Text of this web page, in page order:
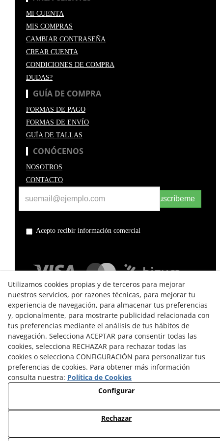
MI CUENTA
MIS COMPRAS
CAMBIAR CONTRASEÑA
CREAR CUENTA
CONDICIONES DE COMPRA
DUDAS?
GUÍA DE COMPRA
FORMAS DE PAGO
FORMAS DE ENVÍO
GUÍA DE TALLAS
CONÓCENOS
NOSOTROS
CONTACTO
Suscríbeme
Acepto recibir información comercial
TÉRMINOS Y CONDICIONES DE USO
POLÍTICA DE PRIVACIDAD
POLÍTICA DE COOKIES
Utilizamos cookies propias y de terceros para mejorar
nuestros servicios, por razones técnicas, para mejorar tu
experiencia de navegación, para almacenar tus preferencias
y, opcionalmente, para mostrarte publicidad relacionada con
tus preferencias mediante el análisis de tus hábitos de
navegación. Selecciona ACEPTAR para consentir todas las
cookies, selecciona RECHAZAR para rechazar todas las
cookies o selecciona CONFIGURACIÓN para personalizar tus
preferencias de cookies. Para obtener más información
consulta nuestra: Política de Cookies
Configurar
Rechazar